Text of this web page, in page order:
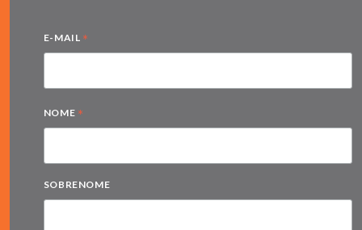
E-MAIL *
NOME *
SOBRENOME